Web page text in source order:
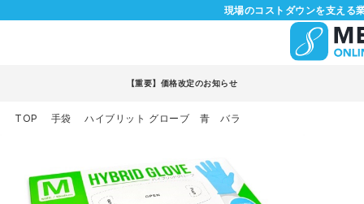
現場のコストダウンを支える
【重要】価格改定のお知らせ
TOP 手袋 ハイブリット グローブ 青 バラ